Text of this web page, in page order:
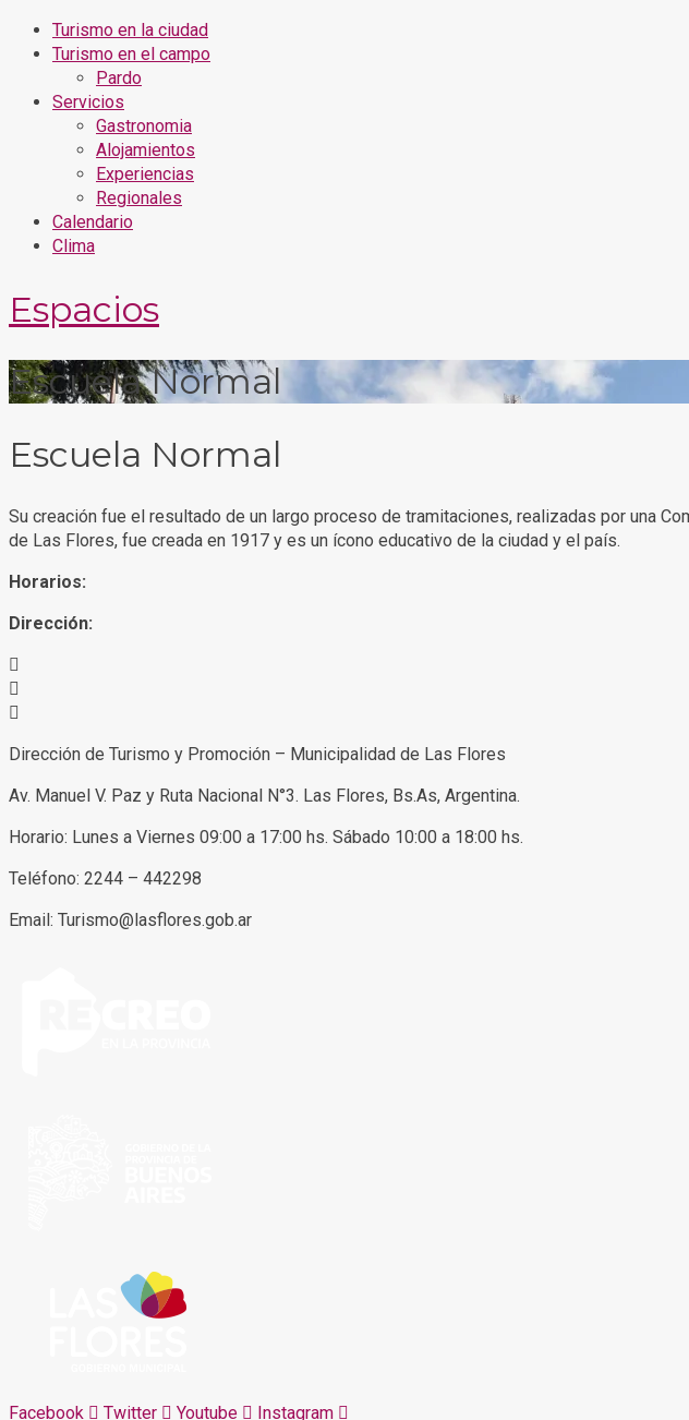
Turismo en la ciudad
Turismo en el campo
Pardo
Servicios
Gastronomia
Alojamientos
Experiencias
Regionales
Calendario
Clima
Espacios
Escuela Normal
Escuela Normal
Su creación fue el resultado de un largo proceso de tramitaciones, realizadas por una
de Las Flores, fue creada en 1917 y es un ícono educativo de la ciudad y el país.
Horarios:
Dirección:
Dirección de Turismo y Promoción – Municipalidad de Las Flores
Av. Manuel V. Paz y Ruta Nacional N°3. Las Flores, Bs.As, Argentina.
Horario: Lunes a Viernes 09:00 a 17:00 hs. Sábado 10:00 a 18:00 hs.
Teléfono: 2244 – 442298
Email: Turismo@lasflores.gob.ar
Facebook Twitter Youtube Instagram